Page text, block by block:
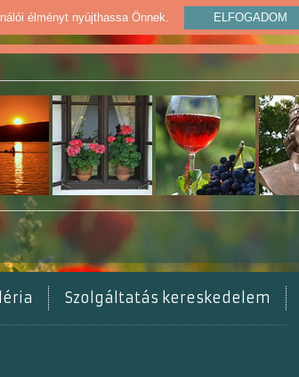
élményt nyújthassa Önnek. ELFOGADOM
Szolgáltatás kereskedelem